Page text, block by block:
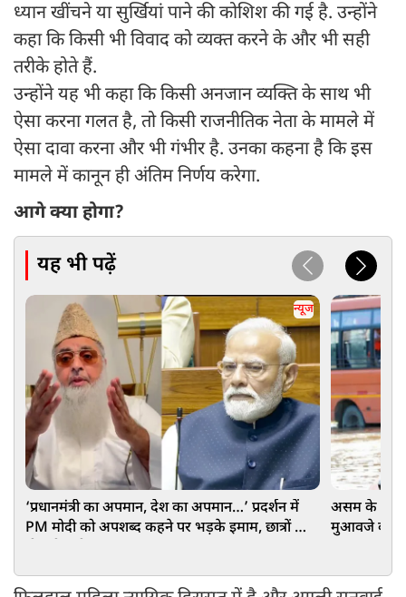
ध्यान खींचने या सुर्खियां पाने की कोशिश की गई है. उन्होंने
कहा कि किसी भी विवाद को व्यक्त करने के और भी सही
तरीके होते हैं.
उन्होंने यह भी कहा कि किसी अनजान व्यक्ति के साथ भी
ऐसा करना गलत है, तो किसी राजनीतिक नेता के मामले में
ऐसा दावा करना और भी गंभीर है. उनका कहना है कि इस
मामले में कानून ही अंतिम निर्णय करेगा.
आगे क्या होगा?
यह भी पढ़ें
न्यूज
‘प्रधानमंत्री का अपमान, देश का अपमान…’ प्रदर्शन में
PM मोदी को अपशब्द कहने पर भड़के इमाम, छात्रों को
असम के बाढ़
मुआवजे का